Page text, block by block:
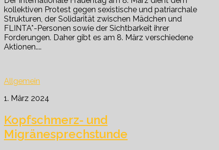
kollektiven Protest gegen sexistische und patriarchale
Strukturen, der Solidarität zwischen Mädchen und
FLINTA*-Personen sowie der Sichtbarkeit ihrer
Forderungen. Daher gibt es am 8. März verschiedene
Aktionen....
Allgemein
1. März 2024
Kopfschmerz- und
Migränesprechstunde